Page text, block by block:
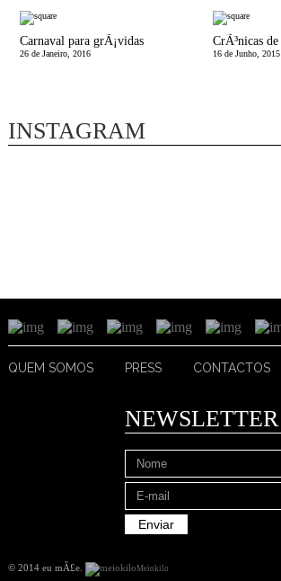
Carnaval para grÃ¡vidas
26 de Janeiro, 2016 16 de Junho, 2015
INSTAGRAM
QUEM SOMOS PRESS CONTACTOS
NEWSLETTER
© 2014 eu mÃ£e. Meiokilo